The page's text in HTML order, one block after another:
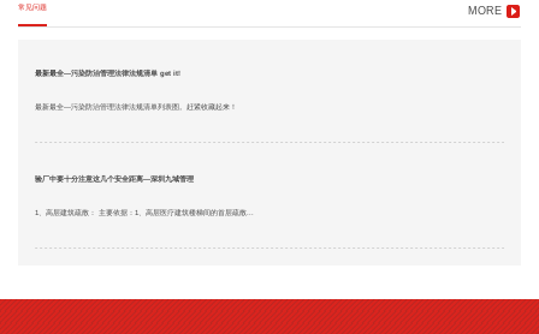
常见问题 MORE
最新最全—污染防治管理法律法规清单 get it!
最新最全—污染防治管理法律法规清单列表图。赶紧收藏起来！
验厂中要十分注意这几个安全距离—深圳九域管理
1、高层建筑疏散： 主要依据：1、高层医疗建筑楼梯间的首层疏散...